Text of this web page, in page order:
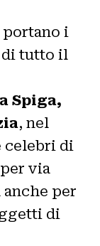
portano i
di tutto il
Spiga,
, nel
celebri di
via
per
di